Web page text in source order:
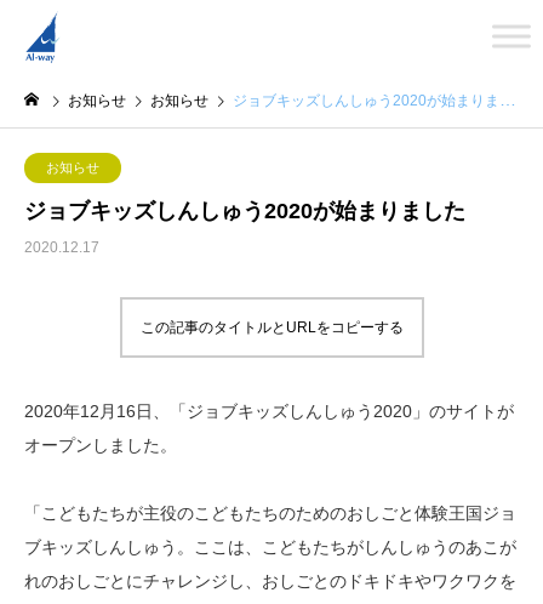
お知らせ お知らせ ジョブキッズしんしゅう2020が始まりました
お知らせ
ジョブキッズしんしゅう2020が始まりました
2020.12.17
この記事のタイトルとURLをコピーする
2020年12月16日、「ジョブキッズしんしゅう2020」のサイトが
オープンしました。
「こどもたちが主役のこどもたちのためのおしごと体験王国ジョ
ブキッズしんしゅう。ここは、こどもたちがしんしゅうのあこが
れのおしごとにチャレンジし、おしごとのドキドキやワクワクを